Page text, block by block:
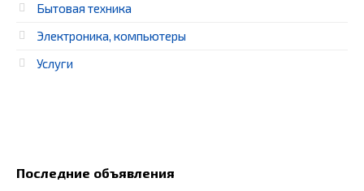
Бытовая техника
Электроника, компьютеры
Услуги
Последние объявления